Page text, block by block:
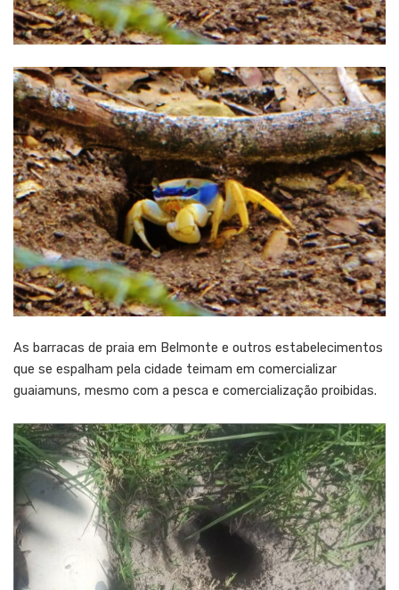
As barracas de praia em Belmonte e outros estabelecimentos
que se espalham pela cidade teimam em comercializar
guaiamuns, mesmo com a pesca e comercialização proibidas.